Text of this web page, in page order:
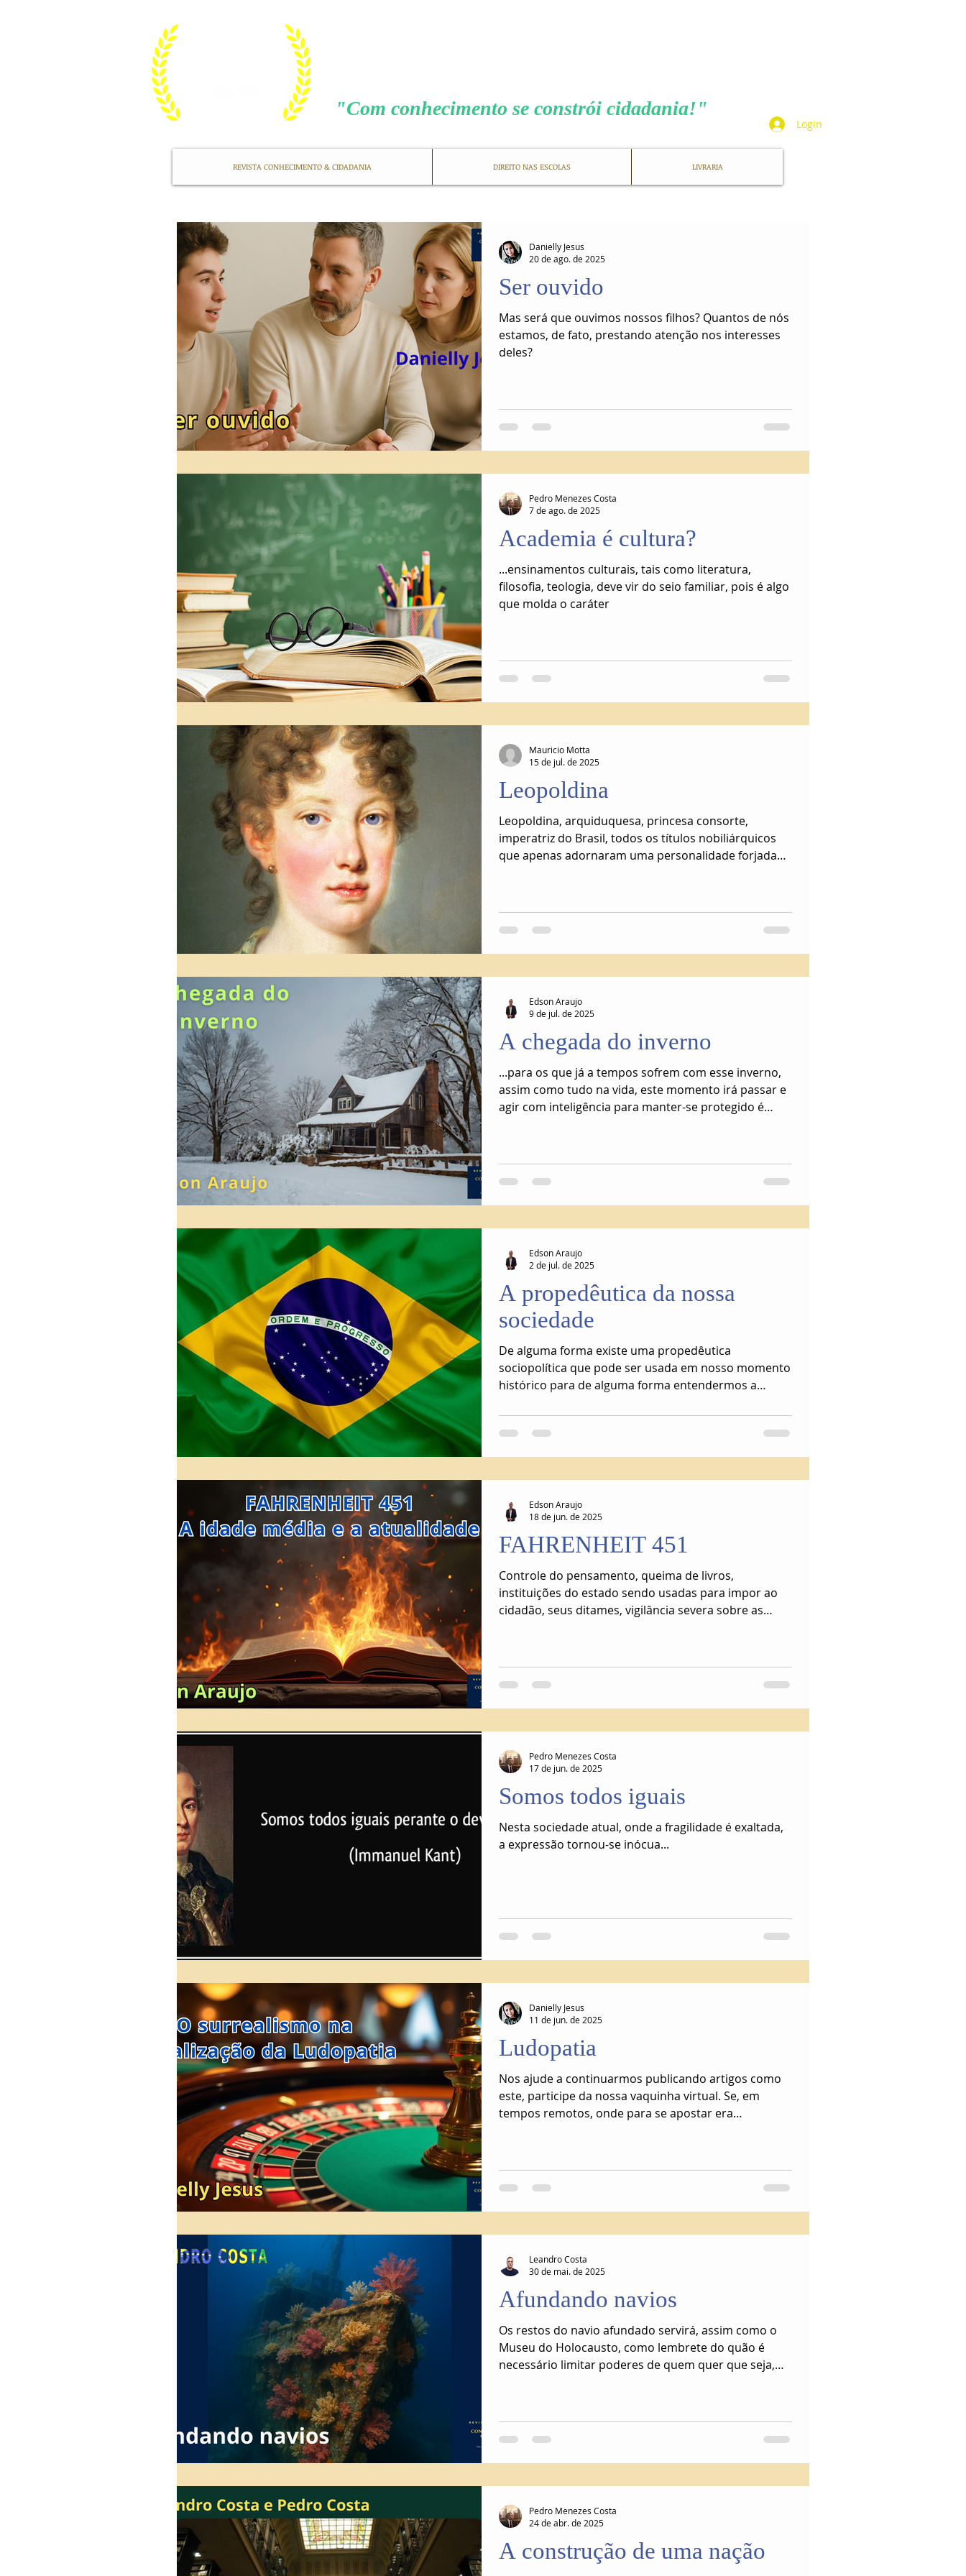
"Com conhecimento se constrói cidadania!"
Login
Ser ouvido
Mas será que ouvimos nossos filhos? Quantos de nós
estamos, de fato, prestando atenção nos interesses
deles?
Danielly Jesus
20 de ago. de 2025
Academia é cultura?
...ensinamentos culturais, tais como literatura,
filosofia, teologia, deve vir do seio familiar, pois é algo
que molda o caráter
Pedro Menezes Costa
7 de ago. de 2025
Leopoldina
Leopoldina, arquiduquesa, princesa consorte,
imperatriz do Brasil, todos os títulos nobiliárquicos
que apenas adornaram uma personalidade forjada
Mauricio Motta
15 de jul. de 2025
A chegada do inverno
...para os que já a tempos sofrem com esse inverno,
assim como tudo na vida, este momento irá passar e
agir com inteligência para manter-se protegido é
Edson Araujo
9 de jul. de 2025
A propedêutica da nossa
sociedade
De alguma forma existe uma propedêutica
sociopolítica que pode ser usada em nosso momento
histórico para de alguma forma entendermos a
sociedade brasileira hoje.
Edson Araujo
2 de jul. de 2025
FAHRENHEIT 451
Controle do pensamento, queima de livros,
instituições do estado sendo usadas para impor ao
cidadão, seus ditames, vigilância severa sobre as
Edson Araujo
18 de jun. de 2025
Somos todos iguais
Nesta sociedade atual, onde a fragilidade é exaltada,
a expressão tornou-se inócua...
Pedro Menezes Costa
17 de jun. de 2025
Ludopatia
Nos ajude a continuarmos publicando artigos como
este, participe da nossa vaquinha virtual. Se, em
tempos remotos, onde para se apostar era
da mão através da internet, a situação piorou
Danielly Jesus
11 de jun. de 2025
Afundando navios
Os restos do navio afundado servirá, assim como o
Museu do Holocausto, como lembrete do quão é
necessário limitar poderes de quem quer que seja,
Leandro Costa
30 de mai. de 2025
A construção de uma nação
Pedro Menezes Costa
24 de abr. de 2025
REVISTA CONHECIMENTO & CIDADANIA DIREITO NAS ESCOLAS LIVRARIA